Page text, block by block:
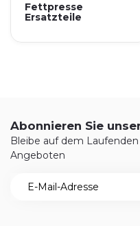
Fettpresse
Ersatzteile
Abonnieren Sie
Bleibe auf dem
Angeboten